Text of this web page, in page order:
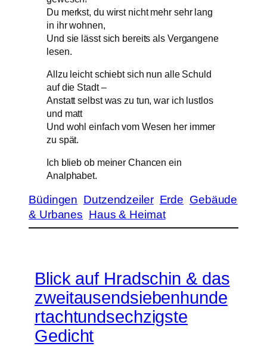
Du merkst, du wirst nicht mehr sehr lang
in ihr wohnen,
Und sie lässt sich bereits als Vergangene
lesen.
Allzu leicht schiebt sich nun alle Schuld
auf die Stadt –
Anstatt selbst was zu tun, war ich lustlos
und matt
Und wohl einfach vom Wesen her immer
zu spät.
Ich blieb ob meiner Chancen ein
Analphabet.
Büdingen Dutzendzeiler Erde Gebäude
& Urbanes Haus & Heimat
Blick auf Hradschin & das
zweitausendsiebenhunde
rtachtundsechzigste
Gedicht